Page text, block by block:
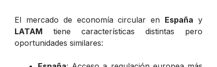
El mercado de economía circular en España y
LATAM tiene características distintas pero
oportunidades similares: